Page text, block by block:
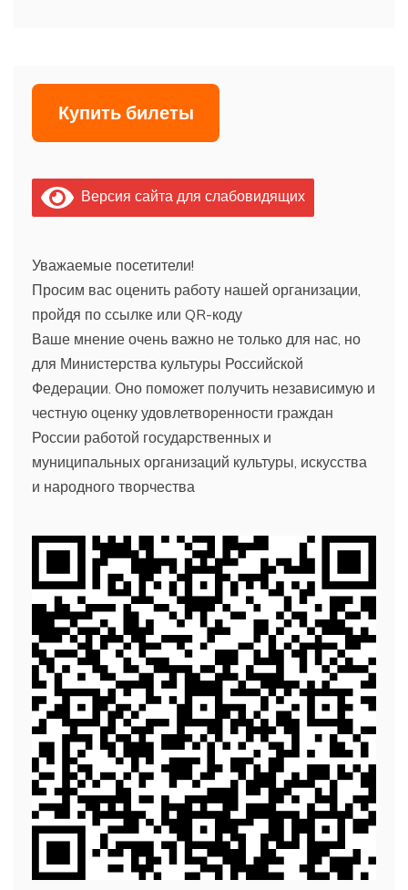
Купить билеты
Версия сайта для слабовидящих
Уважаемые посетители!
Просим вас оценить работу нашей организации,
пройдя по ссылке или QR-коду
Ваше мнение очень важно не только для нас, но
для Министерства культуры Российской
Федерации. Оно поможет получить независимую и
честную оценку удовлетворенности граждан
России работой государственных и
муниципальных организаций культуры, искусства
и народного творчества